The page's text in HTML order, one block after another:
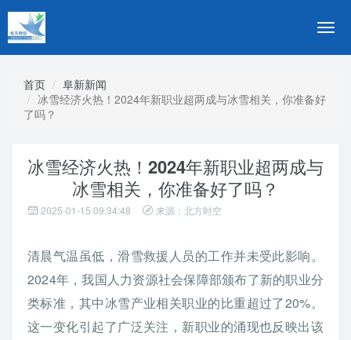
切
导
首页
阜新新闻
冰雪经济火热！2024年新职业超两成与冰雪相关，你准备好
了吗？
冰雪经济火热！2024年新职业超两成与
冰雪相关，你准备好了吗？
2025-01-15 09:34:48 来源：北方时空
清晨气温虽低，滑雪救援人员的工作并未受此影响。
2024年，我国人力资源社会保障部颁布了新的职业分
类标准，其中冰雪产业相关职业的比重超过了20%。
这一变化引起了广泛关注，新职业的涌现也反映出该